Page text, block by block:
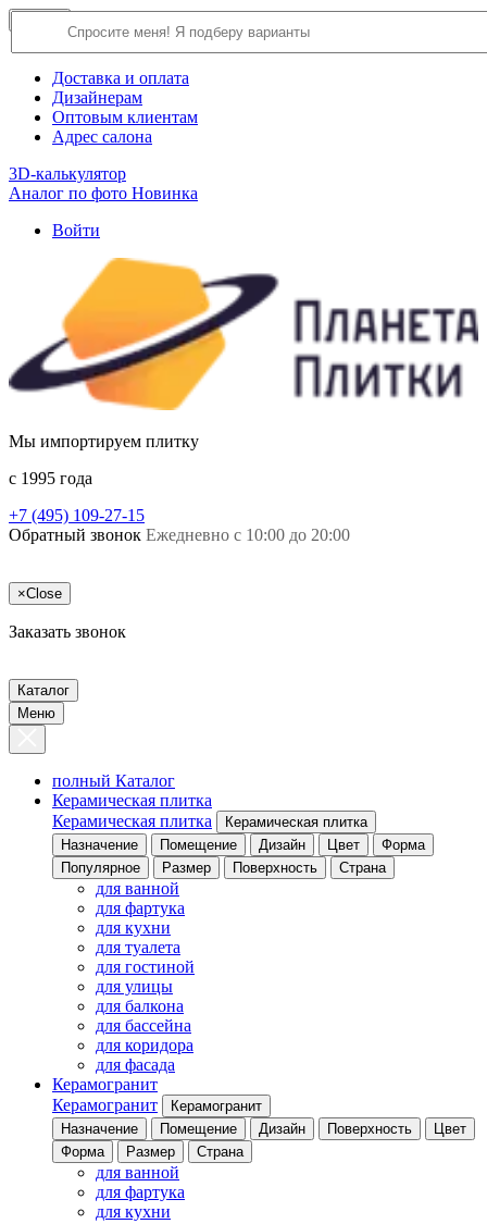
О компании
Доставка и оплата
Дизайнерам
Оптовым клиентам
Адрес салона
3D-калькулятор
Аналог по фото Новинка
Войти
Мы импортируем плитку
c 1995 года
+7 (495) 109-27-15
Обратный звонок Ежедневно с 10:00 до 20:00
×Close
Заказать звонок
Каталог
Меню
полный Каталог
Керамическая плитка
Керамическая плитка
Керамическая плитка
Назначение
Помещение Дизайн Цвет
Форма
Популярное
Размер Поверхность Страна
для ванной
для фартука
для кухни
для туалета
для гостиной
для улицы
для балкона
для бассейна
для коридора
для фасада
Керамогранит
Керамогранит
Керамогранит
Назначение
Помещение Дизайн Поверхность
Цвет
Форма
Размер Страна
для ванной
для фартука
для кухни